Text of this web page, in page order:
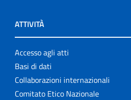
ATTIVITÀ
Accesso agli atti
Basi di dati
Collaborazioni internazionali
Comitato Etico Nazionale